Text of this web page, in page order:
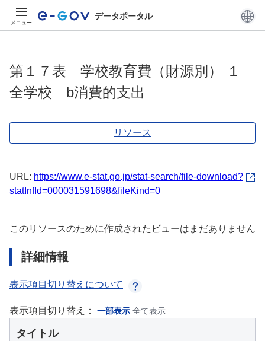
メニュー
データポータル
第１７表 学校教育費（財源別） １
全学校 b消費的支出
リソース
URL: https://www.e-stat.go.jp/stat-search/file-download?
statInfId=000031591698&fileKind=0
このリソースのために作成されたビューはまだありません
詳細情報
表示項目切り替えについて
表示項目切り替え： 一部表示 全て表示
タイトル